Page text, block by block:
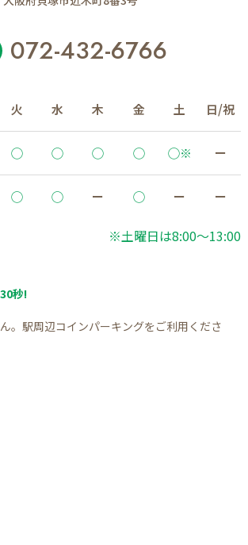
072-432-6766
30秒!
火 水 木 金 土 日/祝
◯ ◯ ◯ ◯ ◯※ ー
◯ ◯ ー ◯ ー ー
※土曜日は8:00～13:00
。駅周辺コインパーキングをご利用くださ